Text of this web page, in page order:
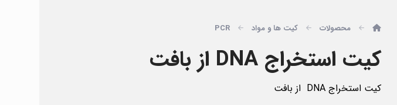
محصولات کیت ها و مواد PCR
کیت استخراج DNA از بافت
کیت استخراج DNA از بافت